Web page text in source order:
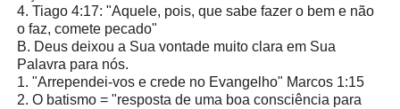
4. Tiago 4:17: "Aquele, pois, que sabe fazer o bem e não
o faz, comete pecado"
B. Deus deixou a Sua vontade muito clara em Sua
Palavra para nós.
1. "Arrependei-vos e crede no Evangelho" Marcos 1:15
2. O batismo = "resposta de uma boa consciência para